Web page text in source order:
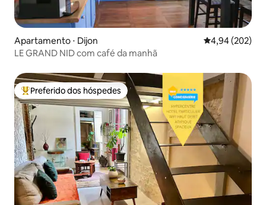
Apartamento ⋅ Dijon 4,94 de uma
4,94 (202)
LE GRAND NID com café da manhã
Entre os melhores preferidos dos hóspedes
Preferido dos hóspedes